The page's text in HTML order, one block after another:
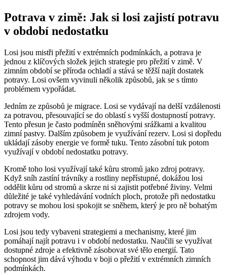
Potrava v zimě: Jak si losi zajistí potravu
v období nedostatku
Losi jsou mistři přežití v extrémních podmínkách, a potrava je
jednou z klíčových složek jejich strategie pro přežití v zimě. V
zimním období se příroda ochladí a stává se těžší najít dostatek
potravy. Losi ovšem vyvinuli několik způsobů, jak se s tímto
problémem vypořádat.
Jedním ze způsobů je migrace. Losi se vydávají na delší vzdálenosti
za potravou, přesouvající se do oblastí s vyšší dostupností potravy.
Tento přesun je často podmíněn sněhovými srážkami a kvalitou
zimní pastvy. Dalším způsobem je využívání rezerv. Losi si dopředu
ukládají zásoby energie ve formě tuku. Tento zásobní tuk potom
využívají v období nedostatku potravy.
Kromě toho losi využívají také kůru stromů jako zdroj potravy.
Když sníh zastíní trávníky a rostliny nepřístupné, dokážou losi
oddělit kůru od stromů a skrze ni si zajistit potřebné živiny. Velmi
důležité je také vyhledávání vodních ploch, protože při nedostatku
potravy se mohou losi spokojit se sněhem, který je pro ně bohatým
zdrojem vody.
Losi jsou tedy vybaveni strategiemi a mechanismy, které jim
pomáhají najít potravu i v období nedostatku. Naučili se využívat
dostupné zdroje a efektivně zásobovat své tělo energií. Tato
schopnost jim dává výhodu v boji o přežití v extrémních zimních
podmínkách.